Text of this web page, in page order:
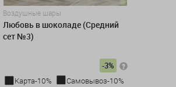
Воздушные шары
Любовь в шоколаде (Средний
сет №3)
-3%
Карта-10%
Самовывоз-10%